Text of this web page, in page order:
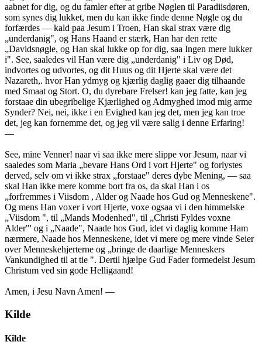
aabnet for dig, og du famler efter at gribe Nøglen til Paradiisdøren,
som synes dig lukket, men du kan ikke finde denne Nøgle og du
forfærdes — kald paa Jesum i Troen, Han skal strax være dig
„underdanig", og Hans Haand er stærk, Han har den rette
„Davidsnøgle, og Han skal lukke op for dig, saa Ingen mere lukker
i". See, saaledes vil Han være dig „underdanig" i Liv og Død,
indvortes og udvortes, og dit Huus og dit Hjerte skal være det
Nazareth,. hvor Han ydmyg og kjærlig daglig gaaer dig tilhaande
med Smaat og Stort. O, du dyrebare Frelser! kan jeg fatte, kan jeg
forstaae din ubegribelige Kjærlighed og Admyghed imod mig arme
Synder? Nei, nei, ikke i en Evighed kan jeg det, men jeg kan troe
det, jeg kan fornemme det, og jeg vil være salig i denne Erfaring!
—
See, mine Venner! naar vi saa ikke mere slippe vor Jesum, naar vi
saaledes som Maria „bevare Hans Ord i vort Hjerte" og forlystes
derved, selv om vi ikke strax „forstaae" deres dybe Mening, — saa
skal Han ikke mere komme bort fra os, da skal Han i os
„forfremmes i Viisdom , Alder og Naade hos Gud og Menneskene".
Og mens Han voxer i vort Hjerte, voxe ogsaa vi i den himmelske
„Viisdom ", til „Mands Modenhed", til „Christi Fyldes voxne
Alder"' og i „Naade", Naade hos Gud, idet vi daglig komme Ham
nærmere, Naade hos Menneskene, idet vi mere og mere vinde Seier
over Menneskehjerterne og „bringe de daarlige Menneskers
Vankundighed til at tie ". Dertil hjælpe Gud Fader formedelst Jesum
Christum ved sin gode Helligaand!
Amen, i Jesu Navn Amen! —
Kilde
Kilde